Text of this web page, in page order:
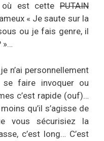
est cette PUTAIN
« Je saute sur la
ou je fais genre, il
»…
n’ai personnellement
se faire invoquer ou
c’est rapide (ouf)…
qu’il s’agisse de
vous sécurisiez la
c’est long… C’est